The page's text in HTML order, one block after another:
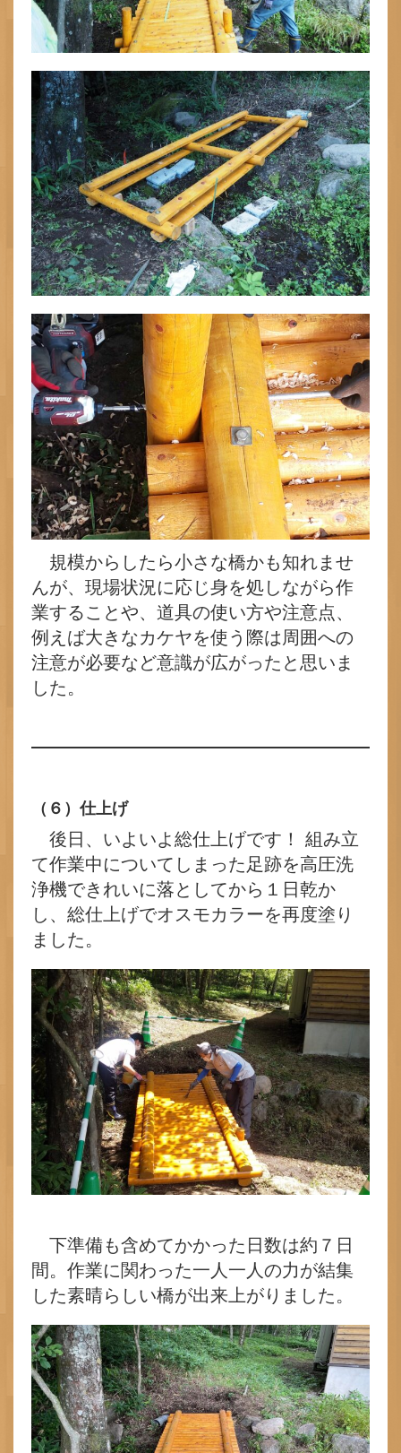
規模からしたら小さな橋かも知れませ
んが、現場状況に応じ身を処しながら作
業することや、道具の使い方や注意点、
例えば大きなカケヤを使う際は周囲への
注意が必要など意識が広がったと思いま
した。
（６）仕上げ
後日、いよいよ総仕上げです！ 組み立
て作業中についてしまった足跡を高圧洗
浄機できれいに落としてから１日乾か
し、総仕上げでオスモカラーを再度塗り
ました。
下準備も含めてかかった日数は約７日
間。作業に関わった一人一人の力が結集
した素晴らしい橋が出来上がりました。